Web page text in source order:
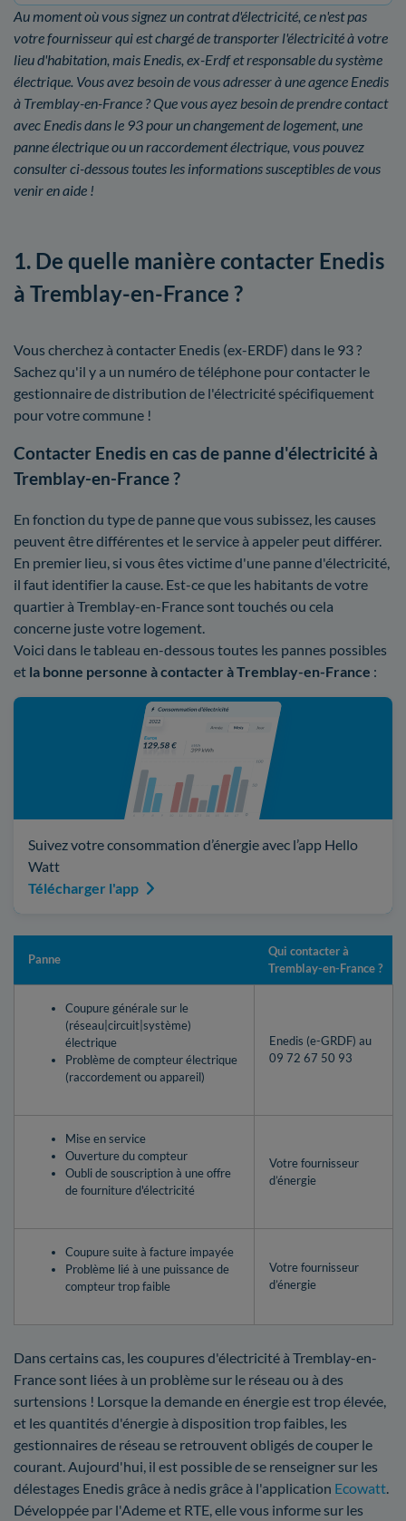
Au moment où vous signez un contrat d'électricité, ce n'est pas
votre fournisseur qui est chargé de transporter l'électricité à votre
lieu d'habitation, mais Enedis, ex-Erdf et responsable du système
électrique. Vous avez besoin de vous adresser à une agence Enedis
à Tremblay-en-France ? Que vous ayez besoin de prendre contact
avec Enedis dans le 93 pour un changement de logement, une
panne électrique ou un raccordement électrique, vous pouvez
consulter ci-dessous toutes les informations susceptibles de vous
venir en aide !
1. De quelle manière contacter Enedis
à Tremblay-en-France ?
Vous cherchez à contacter Enedis (ex-ERDF) dans le 93 ?
Sachez qu'il y a un numéro de téléphone pour contacter le
gestionnaire de distribution de l'électricité spécifiquement
pour votre commune !
Contacter Enedis en cas de panne d'électricité à
Tremblay-en-France ?
En fonction du type de panne que vous subissez, les causes
peuvent être différentes et le service à appeler peut différer.
En premier lieu, si vous êtes victime d'une panne d'électricité,
il faut identifier la cause. Est-ce que les habitants de votre
quartier à Tremblay-en-France sont touchés ou cela
concerne juste votre logement.
Voici dans le tableau en-dessous toutes les pannes possibles
et la bonne personne à contacter à Tremblay-en-France :
Suivez votre consommation d’énergie avec l’app Hello
Watt
Télécharger l'app
Panne
Qui contacter à
Tremblay-en-France ?
Coupure générale sur le
(réseau|circuit|système)
électrique
Problème de compteur électrique
(raccordement ou appareil)
Enedis (e-GRDF) au
09 72 67 50 93
Mise en service
Ouverture du compteur
Oubli de souscription à une offre
de fourniture d'électricité
Votre fournisseur
d’énergie
Coupure suite à facture impayée
Problème lié à une puissance de
compteur trop faible
Votre fournisseur
d’énergie
Dans certains cas, les coupures d'électricité à Tremblay-en-
France sont liées à un problème sur le réseau ou à des
surtensions ! Lorsque la demande en énergie est trop élevée,
et les quantités d'énergie à disposition trop faibles, les
gestionnaires de réseau se retrouvent obligés de couper le
courant. Aujourd'hui, il est possible de se renseigner sur les
délestages Enedis grâce à nedis grâce à l'application Ecowatt.
Développée par l'Ademe et RTE, elle vous informe sur les